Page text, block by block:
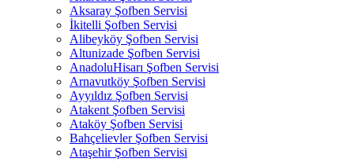
Aksaray Şofben Servisi
İkitelli Şofben Servisi
Alibeyköy Şofben Servisi
Altunizade Şofben Servisi
AnadoluHisarı Şofben Servisi
Arnavutköy Şofben Servisi
Ayyıldız Şofben Servisi
Atakent Şofben Servisi
Ataköy Şofben Servisi
Bahçelievler Şofben Servisi
Ataşehir Şofben Servisi